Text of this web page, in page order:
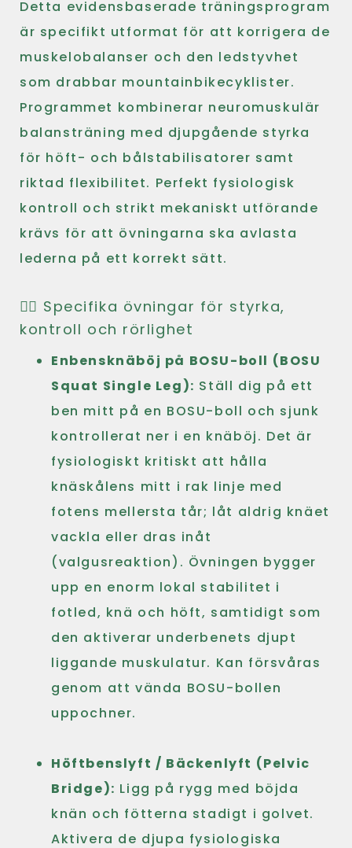
Detta evidensbaserade träningsprogram
är specifikt utformat för att korrigera de
muskelobalanser och den ledstyvhet
som drabbar mountainbikecyklister.
Programmet kombinerar neuromuskulär
balansträning med djupgående styrka
för höft- och bålstabilisatorer samt
riktad flexibilitet. Perfekt fysiologisk
kontroll och strikt mekaniskt utförande
krävs för att övningarna ska avlasta
lederna på ett korrekt sätt.
🏋️‍♂️ Specifika övningar för styrka,
kontroll och rörlighet
Enbensknäböj på BOSU-boll (BOSU
Squat Single Leg): Ställ dig på ett
ben mitt på en BOSU-boll och sjunk
kontrollerat ner i en knäböj. Det är
fysiologiskt kritiskt att hålla
knäskålens mitt i rak linje med
fotens mellersta tår; låt aldrig knäet
vackla eller dras inåt
(valgusreaktion). Övningen bygger
upp en enorm lokal stabilitet i
fotled, knä och höft, samtidigt som
den aktiverar underbenets djupt
liggande muskulatur. Kan försvåras
genom att vända BOSU-bollen
uppochner.
Höftbenslyft / Bäckenlyft (Pelvic
Bridge): Ligg på rygg med böjda
knän och fötterna stadigt i golvet.
Aktivera de djupa fysiologiska